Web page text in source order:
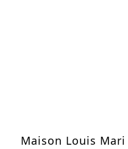
Maison Louis Mari